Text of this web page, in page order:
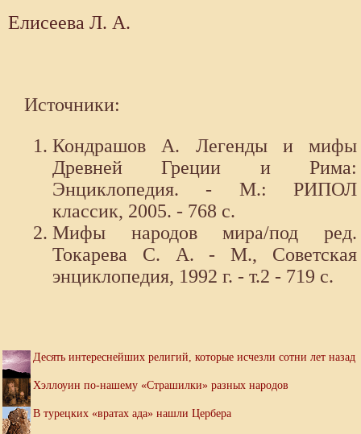
Елисеева Л. А.
Источники:
Кондрашов А. Легенды и мифы
Древней Греции и Рима:
Энциклопедия. - М.: РИПОЛ
классик, 2005. - 768 с.
Мифы народов мира/под ред.
Токарева С. А. - М., Советская
энциклопедия, 1992 г. - т.2 - 719 с.
Десять интереснейших религий, которые исчезли сотни лет назад
Хэллоуин по-нашему «Страшилки» разных народов
В турецких «вратах ада» нашли Цербера